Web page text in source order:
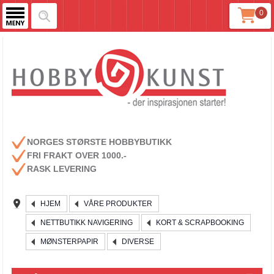
0
NORGES STØRSTE HOBBYBUTIKK
FRI FRAKT OVER 1000.-
RASK LEVERING
HJEM VÅRE PRODUKTER
NETTBUTIKK NAVIGERING KORT & SCRAPBOOKING
MØNSTERPAPIR DIVERSE